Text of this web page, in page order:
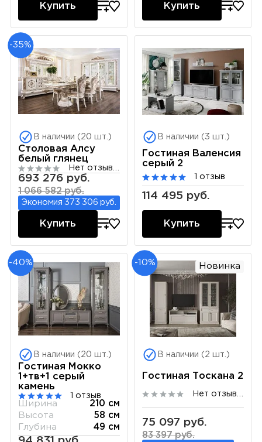
Купить Купить
-35%
В наличии (20 шт.)
Столовая Алсу
белый глянец
693 276 руб.
1 066 582 руб.
Экономия 373 306 руб.
Купить
В наличии (3 шт.)
Гостиная Валенсия
серый 2
1 отзыв
114 495 руб.
Купить
-40%
В наличии (20 шт.)
Гостиная Мокко
1+тв+1 серый
камень
1 отзыв
Ширина
210 см
Высота
58 см
Глубина
49 см
-10% Новинка
В наличии (2 шт.)
Гостиная Тоскана 2
75 097 руб.
83 397 руб.